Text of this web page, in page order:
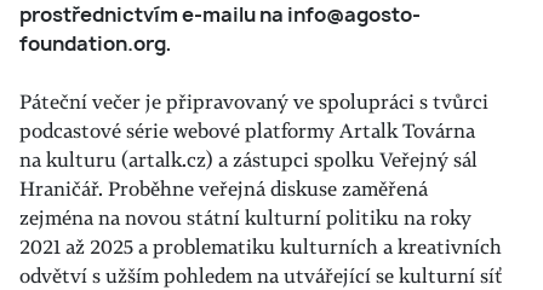
prostřednictvím e-mailu na info@agosto-
foundation.org.
Páteční večer je připravovaný ve spolupráci s tvůrci
podcastové série webové platformy Artalk Továrna
na kulturu (artalk.cz) a zástupci spolku Veřejný sál
Hraničář. Proběhne veřejná diskuse zaměřená
zejména na novou státní kulturní politiku na roky
2021 až 2025 a problematiku kulturních a kreativních
odvětví s užším pohledem na utvářející se kulturní síť